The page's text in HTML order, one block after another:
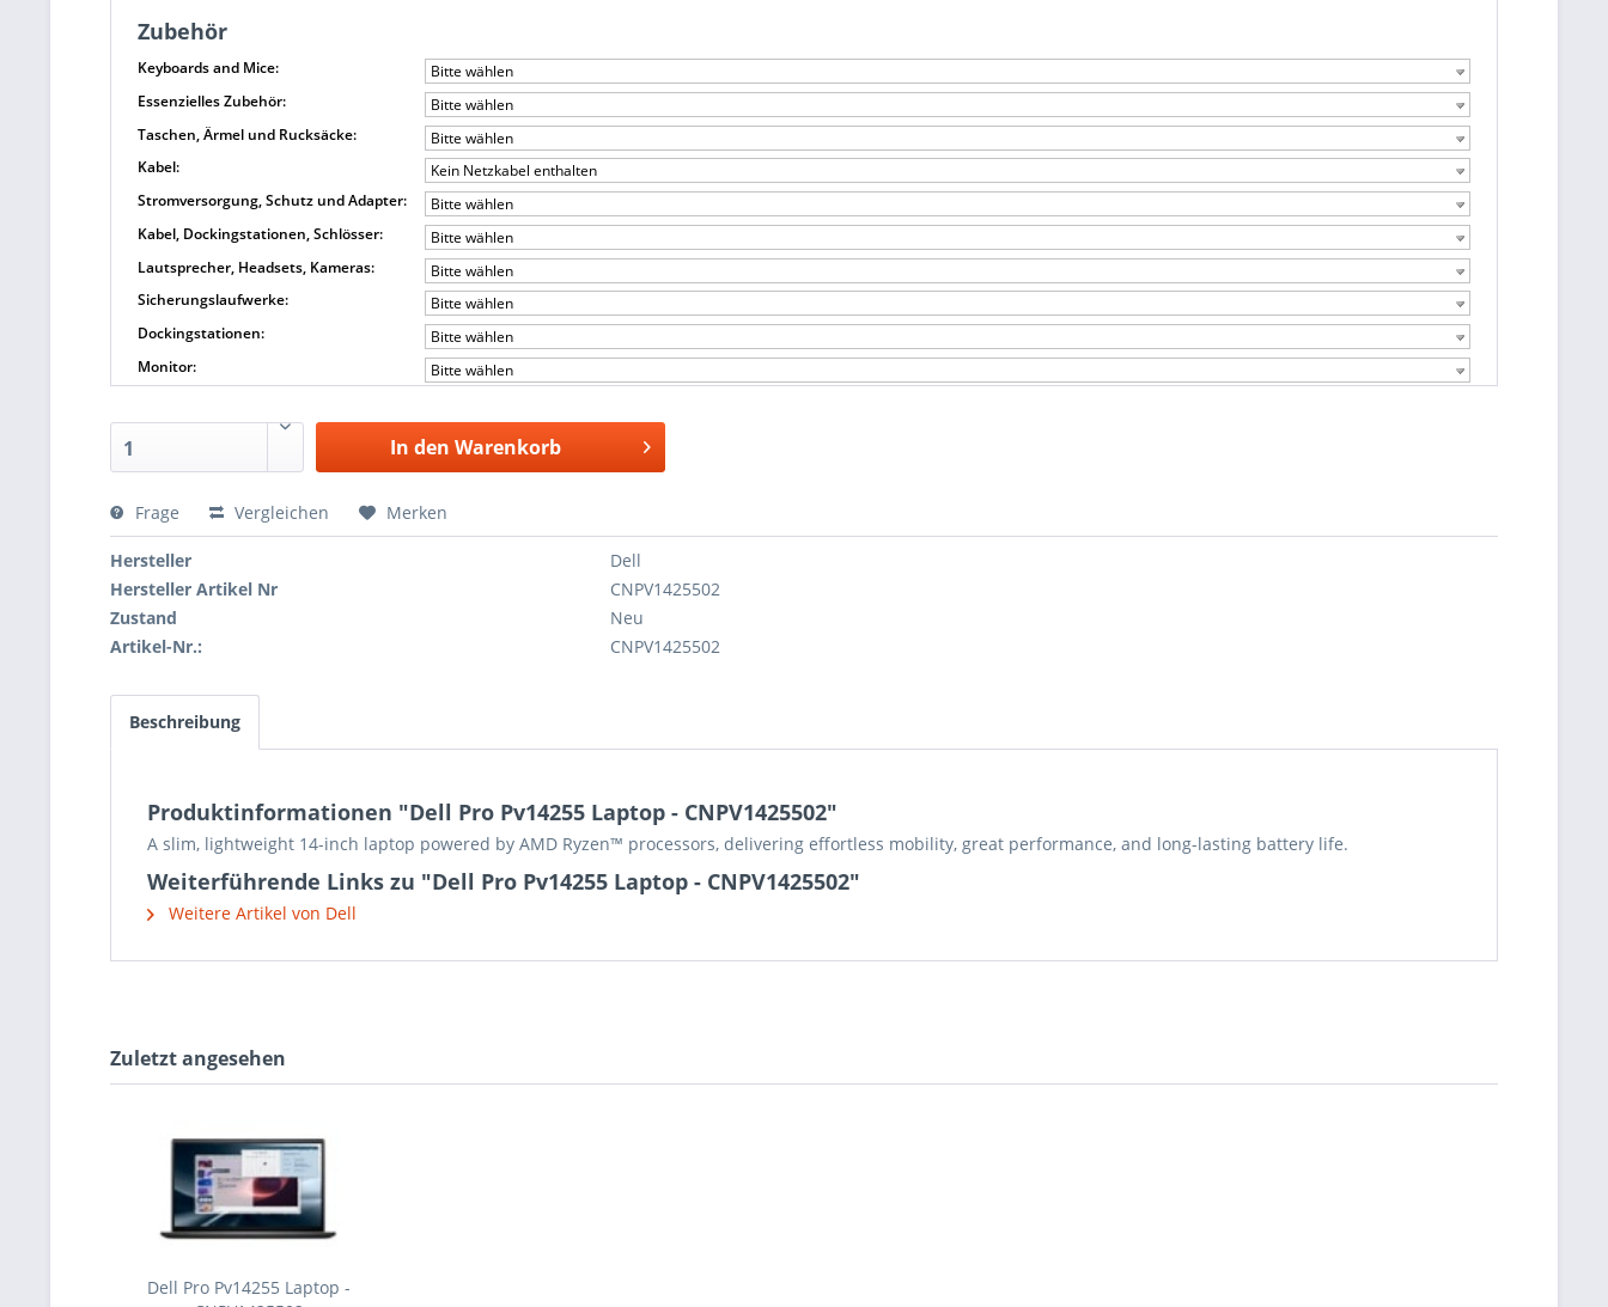
Zubehör
Keyboards and Mice:
Bitte wählen
Essenzielles Zubehör:
Bitte wählen
Taschen, Ärmel und Rucksäcke:
Bitte wählen
Kabel:
Kein Netzkabel enthalten
Stromversorgung, Schutz und Adapter:
Bitte wählen
Kabel, Dockingstationen, Schlösser:
Bitte wählen
Lautsprecher, Headsets, Kameras:
Bitte wählen
Sicherungslaufwerke:
Bitte wählen
Dockingstationen:
Bitte wählen
Monitor:
Bitte wählen
1 In den Warenkorb
Frage Vergleichen Merken
Hersteller
Dell
Hersteller Artikel Nr
CNPV1425502
Zustand
Neu
Artikel-Nr.:
CNPV1425502
Beschreibung
Produktinformationen "Dell Pro Pv14255 Laptop - CNPV1425502"
A slim, lightweight 14-inch laptop powered by AMD Ryzen™ processors, delivering effortless mobility, great performance, and long-lasting battery life.
Weiterführende Links zu "Dell Pro Pv14255 Laptop - CNPV1425502"
Weitere Artikel von Dell
Zuletzt angesehen
Dell Pro Pv14255 Laptop -